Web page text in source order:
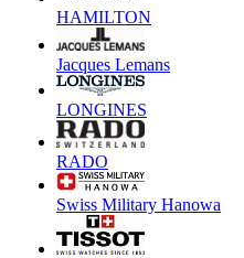
HAMILTON
Jacques Lemans
LONGINES
RADO
Swiss Military Hanowa